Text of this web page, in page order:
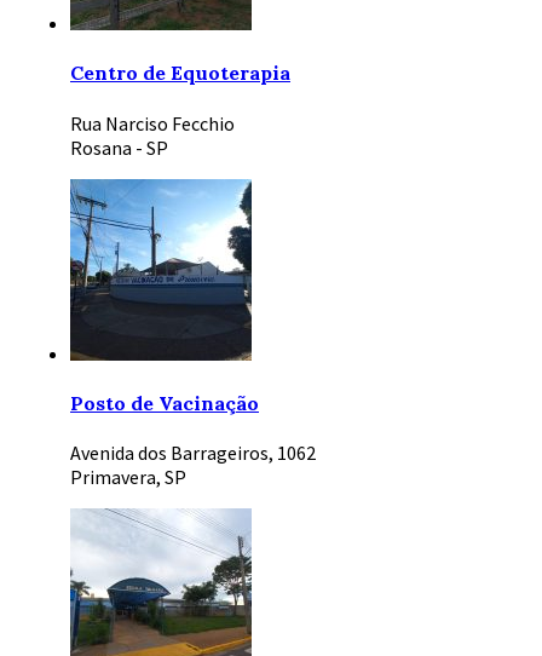
Centro de Equoterapia
Rua Narciso Fecchio
Rosana - SP
Posto de Vacinação
Avenida dos Barrageiros, 1062
Primavera, SP